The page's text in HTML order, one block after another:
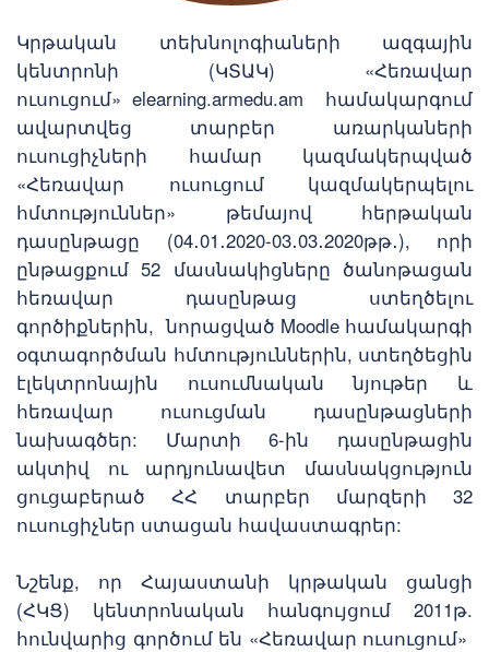
Կրթական տեխնոլոգիաների ազգային
կենտրոնի (ԿՏԱԿ) «Հեռավար
ուսուցում» elearning.armedu.am համակարգում
ավարտվեց տարբեր առարկաների
ուսուցիչների համար կազմակերպված
«Հեռավար ուսուցում կազմակերպելու
հմտություններ» թեմայով հերթական
դասընթացը (04․01․2020-03․03․2020թթ․), որի
ընթացքում 52 մասնակիցները ծանոթացան
հեռավար դասընթաց ստեղծելու
գործիքներին, նորացված Moodle համակարգի
օգտագործման հմտություններին, ստեղծեցին
էլեկտրոնային ուսումնական նյութեր և
հեռավար ուսուցման դասընթացների
նախագծեր: Մարտի 6-ին դասընթացին
ակտիվ ու արդյունավետ մասնակցություն
ցուցաբերած ՀՀ տարբեր մարզերի 32
ուսուցիչներ ստացան հավաստագրեր:
Նշենք, որ Հայաստանի կրթական ցանցի
(ՀԿՑ) կենտրոնական հանգույցում 2011թ.
հունվարից գործում են «Հեռավար ուսուցում»